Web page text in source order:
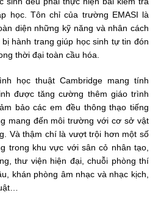
học. Tôn chỉ của trường EMASI là
diện những kỹ năng và nhân cách
hành trang giúp học sinh tự tin đón
thời đại toàn cầu hóa.
học thuật Cambridge mang tính
được tăng cường thêm giáo trình
bảo các em đều thông thạo tiếng
mang đến môi trường với cơ sở vật
Và thậm chí là vượt trội hơn một số
trong khu vực với sân cỏ nhân tạo,
thư viện hiện đại, chuỗi phòng thí
khán phòng âm nhạc và nhạc kịch,